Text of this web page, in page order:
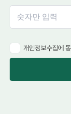
개인정보수집에